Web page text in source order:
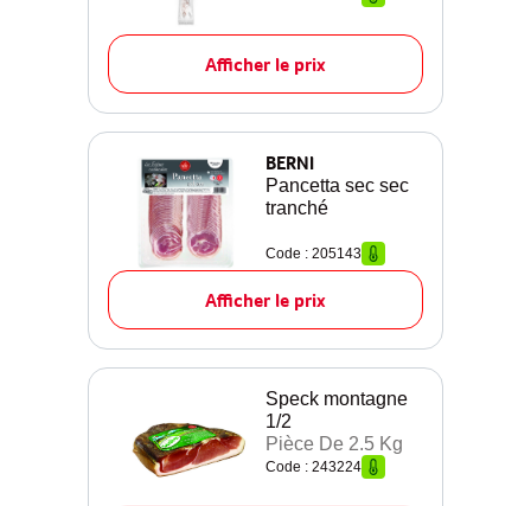
Afficher le prix
BERNI
Pancetta sec sec
tranché
Code : 205143
Afficher le prix
Speck montagne
1/2
Pièce De 2.5 Kg
Code : 243224